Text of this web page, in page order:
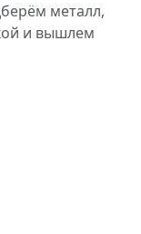
металл,
и вышлем